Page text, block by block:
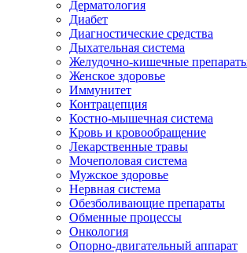
Дерматология
Диабет
Диагностические средства
Дыхательная система
Желудочно-кишечные
Женское здоровье
Иммунитет
Контрацепция
Костно-мышечная система
Кровь и кровообращение
Лекарственные травы
Мочеполовая система
Мужское здоровье
Нервная система
Обезболивающие препараты
Обменные процессы
Онкология
Опорно-двигательный аппарат